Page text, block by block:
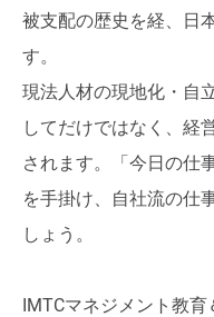
被支配の歴史を経、日
す。
現法人材の現地化・自
してだけではなく、経
されます。「今日の仕
を手掛け、自社流の仕
しょう。
IMTCマネジメント教